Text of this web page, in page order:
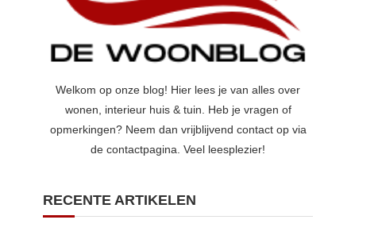
Welkom op onze blog! Hier lees je van alles over
wonen, interieur huis & tuin. Heb je vragen of
opmerkingen? Neem dan vrijblijvend contact op via
de contactpagina. Veel leesplezier!
RECENTE ARTIKELEN